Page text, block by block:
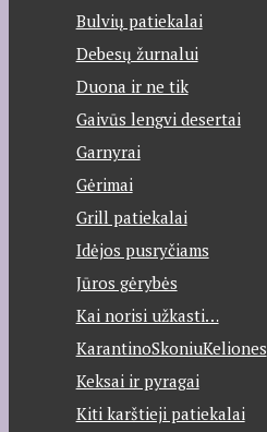
Bulvių patiekalai
Debesų žurnalui
Duona ir ne tik
Gaivūs lengvi desertai
Garnyrai
Gėrimai
Grill patiekalai
Idėjos pusryčiams
Jūros gėrybės
Kai norisi užkasti…
KarantinoSkoniuKeliones
Keksai ir pyragai
Kiti karštieji patiekalai